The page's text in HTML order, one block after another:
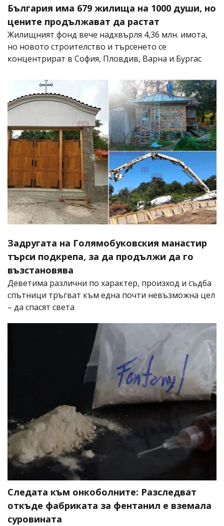
България има 679 жилища на 1000 души, но
цените продължават да растат
Жилищният фонд вече надхвърля 4,36 млн. имота,
но новото строителство и търсенето се
концентрират в София, Пловдив, Варна и Бургас
Задругата на Голямобуковския манастир
търси подкрепа, за да продължи да го
възстановява
Деветима различни по характер, произход и съдба
спътници тръгват към една почти невъзможна цел
– да спасят света
Следата към онкоболните: Разследват
откъде фабриката за фентанил е вземала
суровината